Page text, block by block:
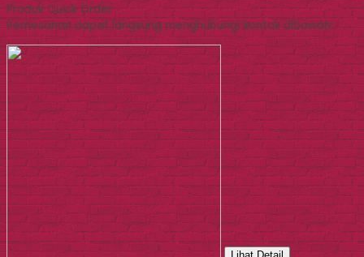
Produk Quick Order
Pemesanan dapat langsung menghubungi kontak dibawah: